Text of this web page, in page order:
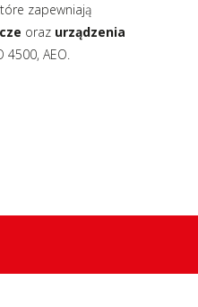
zapewniają
oraz urządzenia
4500, AEO.